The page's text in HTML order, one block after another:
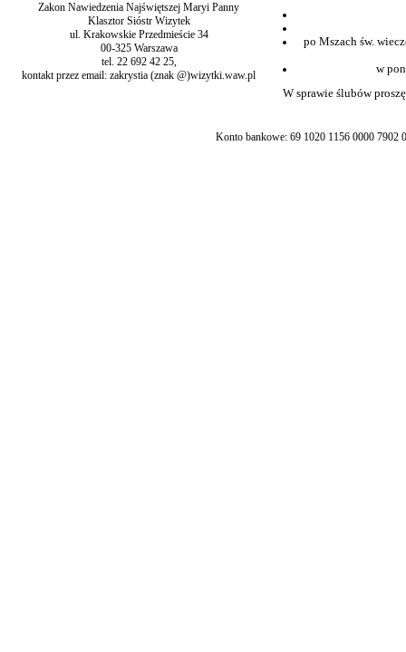
Zakon Nawiedzenia Najświętszej Maryi Panny
Klasztor Sióstr Wizytek
ul. Krakowskie Przedmieście 34
00-325 Warszawa
tel. 22 692 42 25,
kontakt przez email: zakrystia (znak @)wizytki.waw.pl
po Mszach św.
w
W sprawie ślubów
Konto bankowe: 69 1020 1156 0000 7902